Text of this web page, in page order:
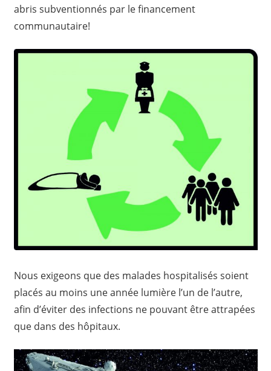
abris subventionnés par le financement
communautaire!
Nous exigeons que des malades hospitalisés soient
placés au moins une année lumière l’un de l’autre,
afin d’éviter des infections ne pouvant être attrapées
que dans des hôpitaux.